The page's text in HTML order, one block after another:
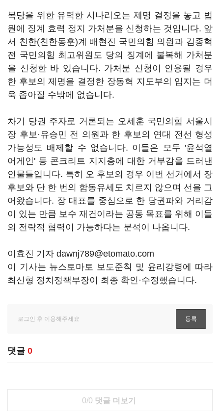
복당을 위한 유력한 시나리오는 제명 결정을 놓고 법
원에 징계 효력 정지 가처분을 신청하는 것입니다. 앞
서 친한(친한동훈)계 배현진 국민의힘 의원과 김종혁
전 국민의힘 최고위원도 당의 징계에 불복해 가처분
을 신청한 바 있습니다. 가처분 신청이 인용될 경우
한 후보의 제명을 결정한 장동혁 지도부의 입지는 더
욱 좁아질 수밖에 없습니다.
차기 당권 주자로 거론되는 오세훈 국민의힘 서울시
장 후보·유승민 전 의원과 한 후보의 연대 전선 형성
가능성도 배제할 수 없습니다. 이들은 모두 '윤석열
어게인' 등 콘크리트 지지층에 대한 거부감을 드러낸
인물들입니다. 특히 오 후보의 경우 이번 선거에서 장
후보와 단 한 번의 합동유세도 치르지 않으며 선을 그
어왔습니다. 장 대표를 중심으로 한 당권파와 거리감
이 있는 만큼 보수 재건이라는 공동 목표를 위해 이들
의 전략적 협력이 가능하다는 분석이 나옵니다.
이효진 기자 dawnj789@etomato.com
이 기사는 뉴스토마토 보도준칙 및 윤리강령에 따라
최신형 정치정책부장이 최종 확인·수정했습니다.
댓글 0
0/0 댓글 더보기